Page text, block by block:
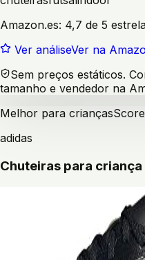
Amazon.es: 4,7 de 5
Ver análiseVer na
Sem preços estáticos.
tamanho e vendedor na
Melhor para criançasScore
adidas
Chuteiras para criança